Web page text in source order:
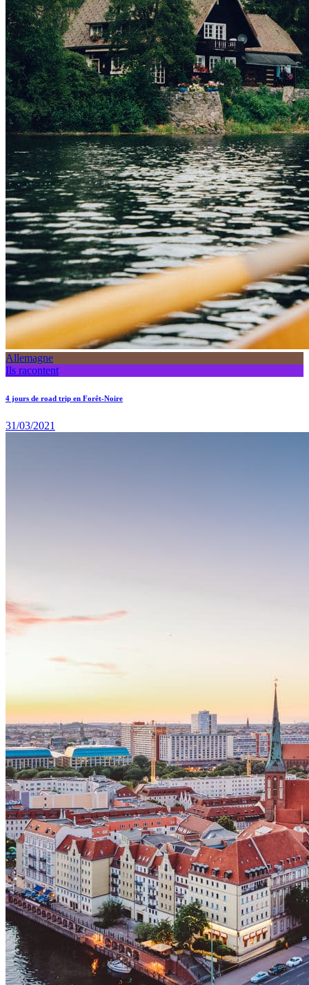
Allemagne
Ils racontent
4 jours de road trip en Forêt-Noire
31/03/2021